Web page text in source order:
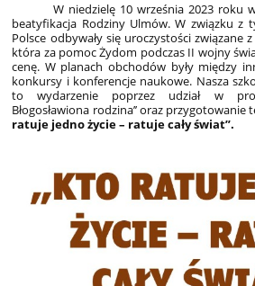
W niedzielę 10 września 2023 roku w
beatyfikacja Rodziny Ulmów. W związku z
Polsce odbywały się uroczystości związane
która za pomoc Żydom podczas II wojny
cenę. W planach obchodów były między
konkursy i konferencje naukowe. Nasza
to wydarzenie poprzez udział w
Błogosławiona rodzina’’ oraz
ratuje jedno życie – ratuje cały świat”.